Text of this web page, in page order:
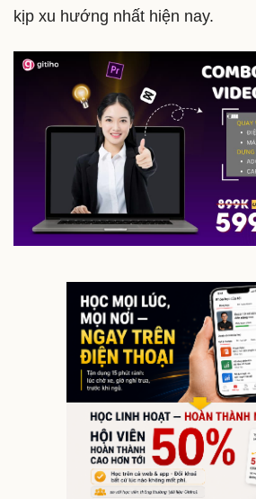
kịp xu hướng nhất hiện nay.